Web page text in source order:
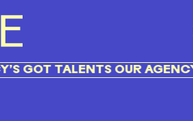
TALENTS OUR